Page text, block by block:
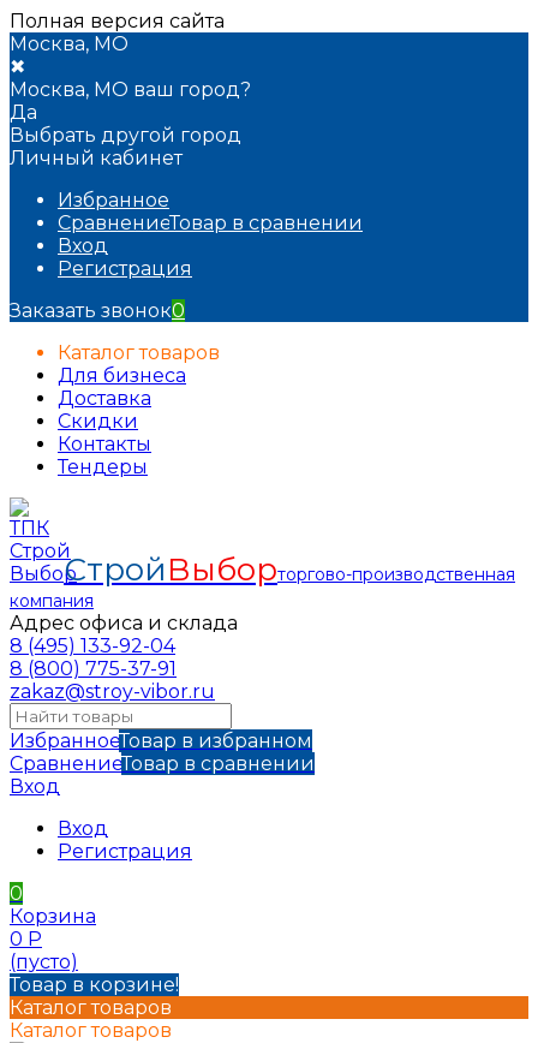
Полная версия сайта
Москва, МО
✖
Москва, МО ваш город?
Да
Выбрать другой город
Личный кабинет
Избранное
СравнениеТовар в сравнении
Вход
Регистрация
Заказать звонок0
Каталог товаров
Для бизнеса
Доставка
Скидки
Контакты
Тендеры
СтройВыборторгово-производственная
компания
Адрес офиса и склада
8 (495) 133-92-04
8 (800) 775-37-91
zakaz@stroy-vibor.ru
ИзбранноеТовар в избранном
СравнениеТовар в сравнении
Вход
Вход
Регистрация
0
Корзина
0 Р
(пусто)
Товар в корзине!
Каталог товаров
Каталог товаров